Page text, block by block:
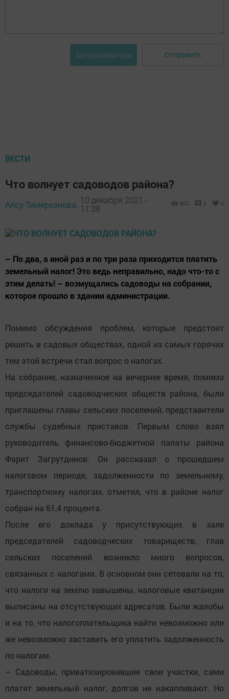
Авторизоваться Отправить
ВЕСТИ
Что волнует садоводов района?
Алсу Тимерханова, 10 декабря 2021 -
11:38
602 0 0
– По два, а иной раз и по три раза приходится платить
земельный налог! Это ведь неправильно, надо что-то с
этим делать! – возмущались садоводы на собрании,
которое прошло в здании администрации.
Помимо обсуждения проблем, которые предстоит
решить в садовых обществах, одной из самых горячих
тем этой встречи стал вопрос о налогах.
На собрание, назначенное на вечернее время, помимо
председателей садоводческих обществ района, были
приглашены главы сельских поселений, представители
службы судебных приставов. Первым слово взял
руководитель финансово-бюджетной палаты района
Фарит Загрутдинов. Он рассказал о прошедшем
налоговом периоде, задолженности по земельному,
транспортному налогам, отметил, что в районе налог
собран на 61,4 процента.
После его доклада у присутствующих в зале
председателей садоводческих товариществ, глав
сельских поселений возникло много вопросов,
связанных с налогами. В основном они сетовали на то,
что налоги на землю завышены, налоговые квитанции
выписаны на отсутствующих адресатов. Были жалобы
и на то, что налогоплательщика найти невозможно или
же невозможно заставить его уплатить задолженность
по налогам.
– Садоводы, приватизировавшие свои участки, сами
платят земельный налог, долгов не накапливают. Но